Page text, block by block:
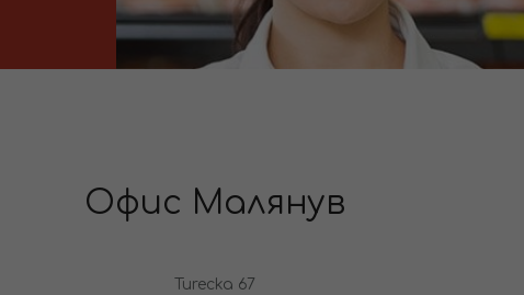
Офис Малянув
Turecka 67